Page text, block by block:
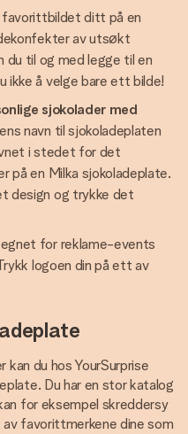
favorittbildet ditt på en
av utsøkt
du til og med legge til en
ikke å velge bare ett bilde!
sjokolader med
navn til sjokoladeplaten
i stedet for det
på en Milka sjokoladeplate.
design og trykke det
for reklame-events
logoen din på ett av
du hos YourSurprise
Du har en stor katalog
for eksempel skreddersy
favorittmerkene dine som